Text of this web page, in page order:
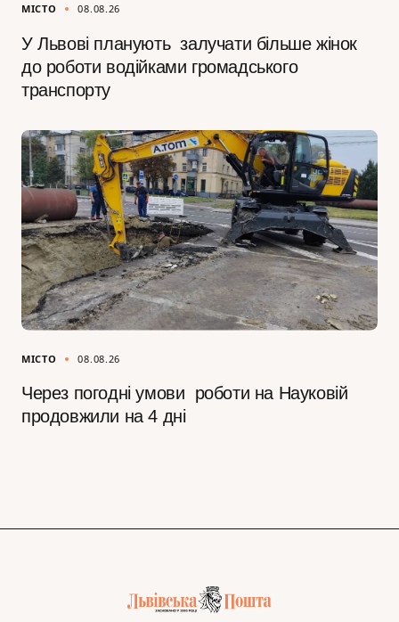
МІСТО 08.08.26
У Львові планують залучати більше жінок
до роботи водійками громадського
транспорту
МІСТО 08.08.26
Через погодні умови роботи на Науковій
продовжили на 4 дні